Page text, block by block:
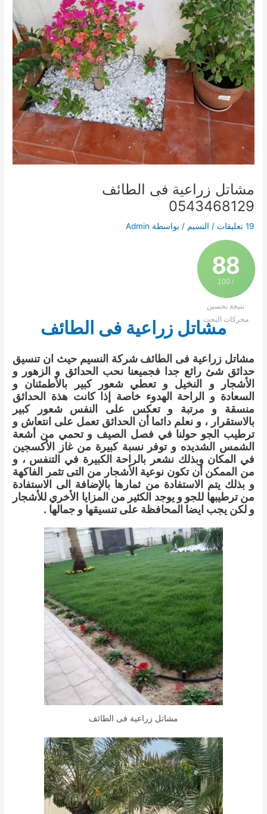
مشاتل زراعية فى الطائف
0543468129
19 تعليقات / النسيم / بواسطة Admin
88
/ 100
نتيجة تحسين
محركات البحثمشاتل زراعية فى الطائف
مشاتل زراعية فى الطائف شركة النسيم حيث ان تنسيق
حدائق شئ رائع جدا فجميعنا نحب الحدائق و الزهور و
الأشجار و النخيل و تعطي شعور كبير بالأطمئنان و
السعادة و الراحة الهدوء خاصة إذا كانت هذة الحدائق
منسقة و مرتبة و تعكس على النفس شعور كبير
بالاستقرار ، و نعلم دائما أن الحدائق تعمل على انتعاش و
ترطيب الجو حولنا في فصل الصيف و تحمي من أشعة
الشمس الشديده و توفر نسبة كبيرة من غاز الأكسجين
في المكان وبذلك نشعر بالراحة الكبيرة في التنفس ، و
من الممكن أن تكون نوعية الأشجار من التى تثمر الفاكهة
و بذلك يتم الاستفادة من ثمارها بالإضافة الى الاستفادة
من ترطيبها للجو و يوجد الكثير من المزايا الأخري للأشجار
و لكن يجب ايضا المحافظة على تنسيقها و جمالها .
مشاتل زراعية فى الطائف